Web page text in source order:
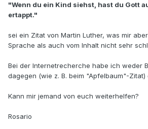
"Wenn du ein Kind siehst, hast du Gott
ertappt."
sei ein Zitat von Martin Luther, was mir
Sprache als auch vom Inhalt nicht sehr
Bei der Internetrecherche habe ich weder
dagegen (wie z. B. beim "Apfelbaum"-Zitat)
Kann mir jemand von euch weiterhelfen?
Rosario